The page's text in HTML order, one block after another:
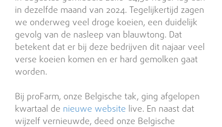
in dezelfde maand van 2024. Tegelijkertijd zagen
we onderweg veel droge koeien, een duidelijk
gevolg van de nasleep van blauwtong. Dat
betekent dat er bij deze bedrijven dit najaar veel
verse koeien komen en er hard gemolken gaat
worden.
Bij proFarm, onze Belgische tak, ging afgelopen
kwartaal de nieuwe website live. En naast dat
wijzelf vernieuwde, deed onze Belgische